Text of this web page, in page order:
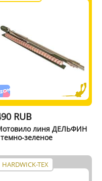
RUB
линя ДЕЛЬФИН
зеленое
HARDWICK-TEX